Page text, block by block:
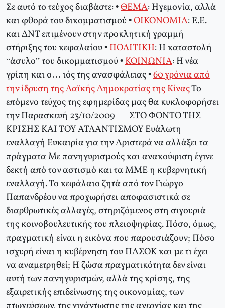
Σε αυτό το τεύχος διαβάστε: •ΘΕΜΑ: Ηγεμονία, αλλά
και φθορά του δικομματισμού •ΟΙΚΟΝΟΜΙΑ: Ε.Ε.
και ΔΝΤ επιμένουν στην προκλητική γραμμή
στήριξης του κεφαλαίου •ΠΟΛΙΤΙΚΗ: Η καταστολή
“άσυλο” του δικομματισμού •ΚΟΙΝΩΝΙΑ: Η νέα
γρίπη και ο… ιός της ανασφάλειας •60 χρόνια από
την ίδρυση της Λαϊκής Δημοκρατίας της ΚίναςΤο
επόμενο τεύχος της εφημερίδας μας θα κυκλοφορήσει
την Παρασκευή 23/10/2009 ΣΤΟ ΦΟΝΤΟ ΤΗΣ
ΚΡΙΣΗΣ ΚΑΙ ΤΟΥ ΑΤΛΑΝΤΙΣΜΟΥ Ευάλωτη
εναλλαγή Ευκαιρία για την Αριστερά να αλλάξει τα
πράγματα Με πανηγυρισμούς και ανακούφιση έγινε
δεκτή από τον αστισμό και τα ΜΜΕ η κυβερνητική
εναλλαγή. Το κεφάλαιο ζητά από τον Γιώργο
Παπανδρέου να προχωρήσει αποφασιστικά σε
διαρθρωτικές αλλαγές, στηριζόμενος στη σιγουριά
της κοινοβουλευτικής του πλειοψηφίας. Πόσο, όμως,
πραγματική είναι η εικόνα που παρουσιάζουν; Πόσο
ισχυρή είναι η κυβέρνηση του ΠΑΣΟΚ και με τι έχει
να αναμετρηθεί; Η ζώσα πραγματικότητα δεν είναι
αυτή των πανηγυρισμών, αλλά της κρίσης, της
εξαιρετικής επιδείνωσης της οικονομίας, των